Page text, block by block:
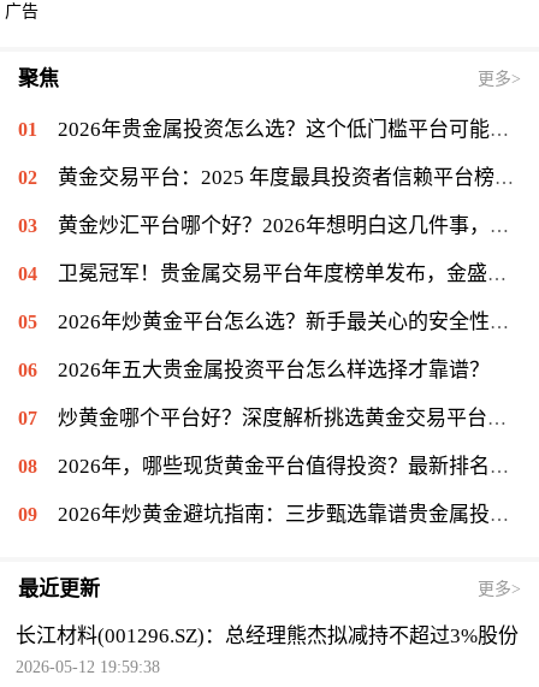
广告
聚焦 更多>
2026年贵金属投资怎么选？这个低门槛平台可能值得你一试
黄金交易平台：2025 年度最具投资者信赖平台榜单揭晓，金盛贵金属位列信赖榜第一
黄金炒汇平台哪个好？2026年想明白这几件事，再看金盛贵金属
卫冕冠军！贵金属交易平台年度榜单发布，金盛贵金属再度登顶冠军宝座
2026年炒黄金平台怎么选？新手最关心的安全性问题揭秘
2026年五大贵金属投资平台怎么样选择才靠谱？
炒黄金哪个平台好？深度解析挑选黄金交易平台的关键
2026年，哪些现货黄金平台值得投资？最新排名揭晓
2026年炒黄金避坑指南：三步甄选靠谱贵金属投资平台
最近更新 更多>
长江材料(001296.SZ)：总经理熊杰拟减持不超过3%股份
2026-05-12 19:59:38